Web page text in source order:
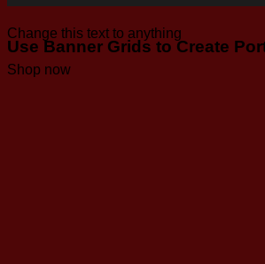
Change this text to anything
Shop now
Use Banner Grids to Create